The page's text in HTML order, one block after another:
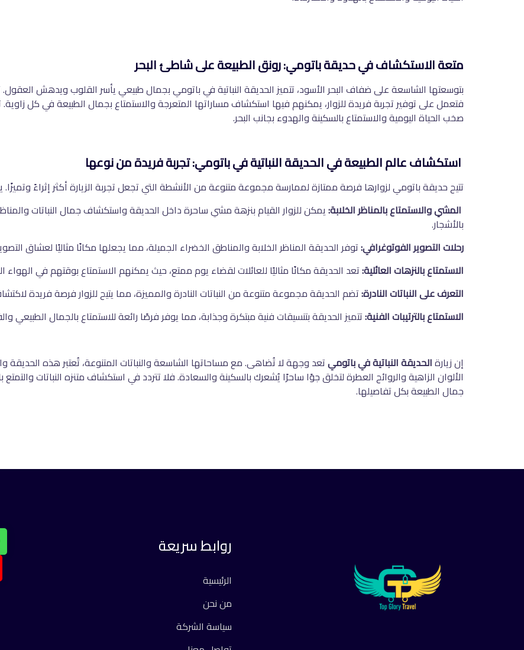
متعة الاستكشاف في حديقة باتومي: رونق الطبيعة على شاطئ البحر
بتوسعتها الشاسعة على ضفاف البحر الأسود، تتميز الحديقة النباتية في باتومي بجمال طبيعي يأسر القلوب ويدهش العقول.
فتعمل على توفير تجربة فريدة للزوار، يمكنهم فيها استكشاف مساراتها المتعرجة والاستمتاع بجمال الطبيعة في كل
صخب الحياة اليومية والاستمتاع بالسكينة والهدوء بجانب البحر.
استكشاف عالم الطبيعة في الحديقة النباتية في باتومي: تجربة فريدة من نوعها
تتيح حديقة باتومي لزوارها فرصة ممتازة لممارسة مجموعة متنوعة من الأنشطة التي تجعل تجربة الزيارة أكثر إثراءً وتميزًا.
المشي والاستمتاع بالمناظر الخلابة:يمكن للزوار القيام بنزهة مشي ساحرة داخل الحديقة واستكشاف جمال النباتات
بالأشجار.
رحلات التصوير الفوتوغرافي:توفر الحديقة المناظر الخلابة والمناطق الخضراء الجميلة، مما يجعلها مكانًا مثاليًا لعشاق
الاستمتاع بالنزهات العائلية:تعد الحديقة مكانًا مثاليًا للعائلات لقضاء يوم ممتع، حيث يمكنهم الاستمتاع بوقتهم في الهواء
التعرف على النباتات النادرة:تضم الحديقة مجموعة متنوعة من النباتات النادرة والمميزة، مما يتيح للزوار فرصة فريدة
الاستمتاع بالترتيبات الفنية:تتميز الحديقة بتنسيقات فنية مبتكرة وجذابة، مما يوفر فرصًا رائعة للاستمتاع بالجمال الطبيعي
إن زيارةالحديقة النباتية في باتوميتعد وجهة لا تُضاهى. مع مساحاتها الشاسعة والنباتات المتنوعة، تُعتبر هذه
الألوان الزاهية والروائح العطرة لتخلق جوًا ساحرًا يُشعرك بالسكينة والسعادة. فلا تتردد في استكشاف متنزه النباتات
جمال الطبيعة بكل تفاصيلها.
روابط سريعة
الرئيسية
من نحن
سياسة الشركة